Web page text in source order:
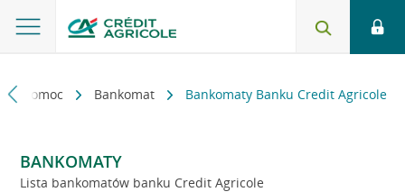
i pomoc Bankomat Bankomaty Banku Credit Agricole
BANKOMATY
Lista bankomatów banku Credit Agricole